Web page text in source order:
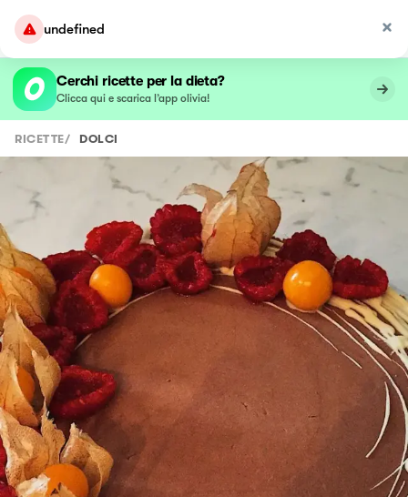
undefined
Cerchi ricette per la dieta?
Clicca qui e scarica l’app olivia!
RICETTE/ DOLCI